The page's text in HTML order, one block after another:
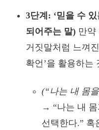
3단계: ‘믿을 수
되어주는 말) 만약
거짓말처럼 느껴
확언’을 활용하는
(“나는 내 몸
→ “나는 내
선택한다.” 혹